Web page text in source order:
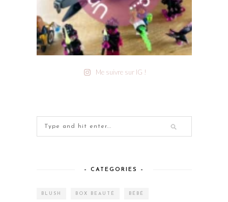
Me suivre sur IG !
– CATEGORIES –
BLUSH BOX BEAUTÉ BÉBÉ